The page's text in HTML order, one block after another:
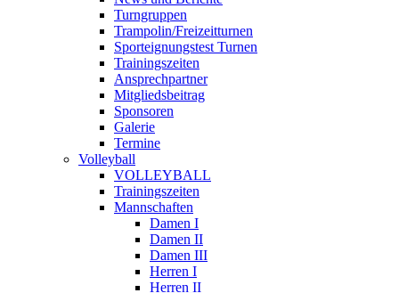
Turngruppen
Trampolin/Freizeitturnen
Sporteignungstest Turnen
Trainingszeiten
Ansprechpartner
Mitgliedsbeitrag
Sponsoren
Galerie
Termine
Volleyball
VOLLEYBALL
Trainingszeiten
Mannschaften
Damen I
Damen II
Damen III
Herren I
Herren II